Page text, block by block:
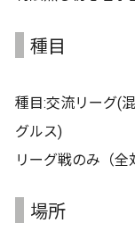
種目
種目:交流リーグ(
グルス)
リーグ戦のみ（全
場所